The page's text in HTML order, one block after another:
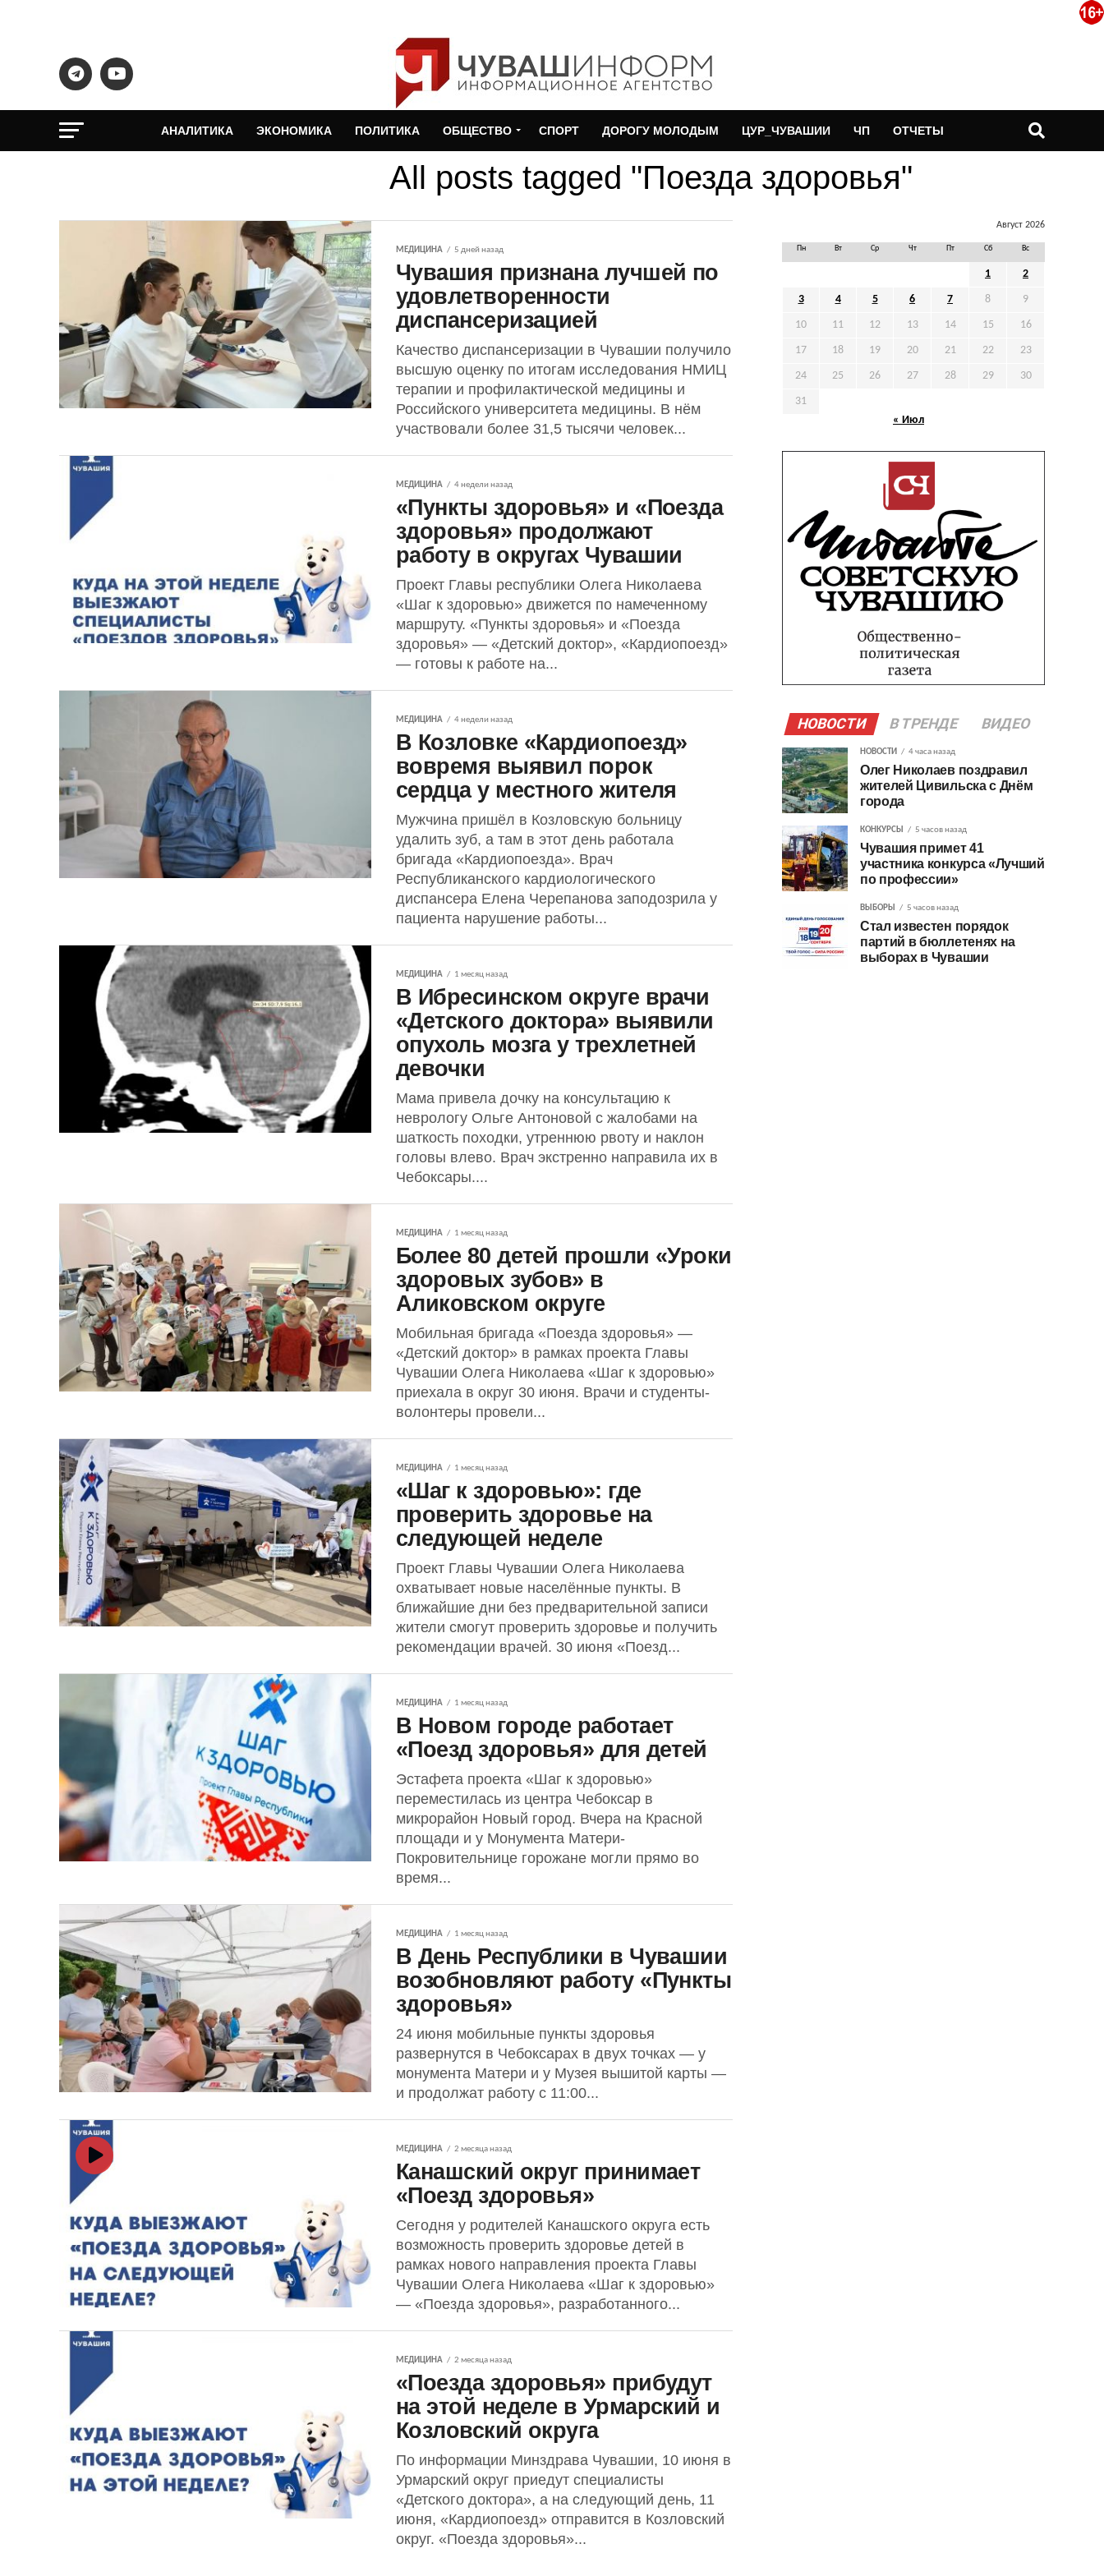
АНАЛИТИКА ЭКОНОМИКА ПОЛИТИКА ОБЩЕСТВО СПОРТ ДОРОГУ МОЛОДЫМ ЦУР_ЧУВАШИИ ЧП ОТЧЕТЫ
All posts tagged "Поезда здоровья"
МЕДИЦИНА 5 дней назад
Чувашия признана лучшей по
удовлетворенности
диспансеризацией
Качество диспансеризации в Чувашии получило
высшую оценку по итогам исследования НМИЦ
терапии и профилактической медицины и
Российского университета медицины. В нём
участвовали более 31,5 тысячи человек...
МЕДИЦИНА 4 недели назад
«Пункты здоровья» и «Поезда
здоровья» продолжают
работу в округах Чувашии
Проект Главы республики Олега Николаева
«Шаг к здоровью» движется по намеченному
маршруту. «Пункты здоровья» и «Поезда
здоровья» — «Детский доктор», «Кардиопоезд»
— готовы к работе на...
МЕДИЦИНА 4 недели назад
В Козловке «Кардиопоезд»
вовремя выявил порок
сердца у местного жителя
Мужчина пришёл в Козловскую больницу
удалить зуб, а там в этот день работала
бригада «Кардиопоезда». Врач
Республиканского кардиологического
диспансера Елена Черепанова заподозрила у
пациента нарушение работы...
МЕДИЦИНА 1 месяц назад
В Ибресинском округе врачи
«Детского доктора» выявили
опухоль мозга у трехлетней
девочки
Мама привела дочку на консультацию к
неврологу Ольге Антоновой с жалобами на
шаткость походки, утреннюю рвоту и наклон
головы влево. Врач экстренно направила их в
Чебоксары....
МЕДИЦИНА 1 месяц назад
Более 80 детей прошли «Уроки
здоровых зубов» в
Аликовском округе
Мобильная бригада «Поезда здоровья» —
«Детский доктор» в рамках проекта Главы
Чувашии Олега Николаева «Шаг к здоровью»
приехала в округ 30 июня. Врачи и студенты-
волонтеры провели...
МЕДИЦИНА 1 месяц назад
«Шаг к здоровью»: где
проверить здоровье на
следующей неделе
Проект Главы Чувашии Олега Николаева
охватывает новые населённые пункты. В
ближайшие дни без предварительной записи
жители смогут проверить здоровье и получить
рекомендации врачей. 30 июня «Поезд...
МЕДИЦИНА 1 месяц назад
В Новом городе работает
«Поезд здоровья» для детей
Эстафета проекта «Шаг к здоровью»
переместилась из центра Чебоксар в
микрорайон Новый город. Вчера на Красной
площади и у Монумента Матери-
Покровительнице горожане могли прямо во
время...
МЕДИЦИНА 1 месяц назад
В День Республики в Чувашии
возобновляют работу «Пункты
здоровья»
24 июня мобильные пункты здоровья
развернутся в Чебоксарах в двух точках — у
монумента Матери и у Музея вышитой карты —
и продолжат работу с 11:00...
МЕДИЦИНА 2 месяца назад
Канашский округ принимает
«Поезд здоровья»
Сегодня у родителей Канашского округа есть
возможность проверить здоровье детей в
рамках нового направления проекта Главы
Чувашии Олега Николаева «Шаг к здоровью»
— «Поезда здоровья», разработанного...
МЕДИЦИНА 2 месяца назад
«Поезда здоровья» прибудут
на этой неделе в Урмарский и
Козловский округа
По информации Минздрава Чувашии, 10 июня в
Урмарский округ приедут специалисты
«Детского доктора», а на следующий день, 11
июня, «Кардиопоезд» отправится в Козловский
округ. «Поезда здоровья»...
Август 2026
Пн Вт Ср Чт Пт Сб Вс
1 2
3 4 5 6 7 8 9
10 11 12 13 14 15 16
17 18 19 20 21 22 23
24 25 26 27 28 29 30
31
« Июл
НОВОСТИ В ТРЕНДЕ ВИДЕО
НОВОСТИ 4 часа назад
Олег Николаев поздравил
жителей Цивильска с Днём
города
КОНКУРСЫ 5 часов назад
Чувашия примет 41
участника конкурса «Лучший
по профессии»
ВЫБОРЫ 5 часов назад
Стал известен порядок
партий в бюллетенях на
выборах в Чувашии